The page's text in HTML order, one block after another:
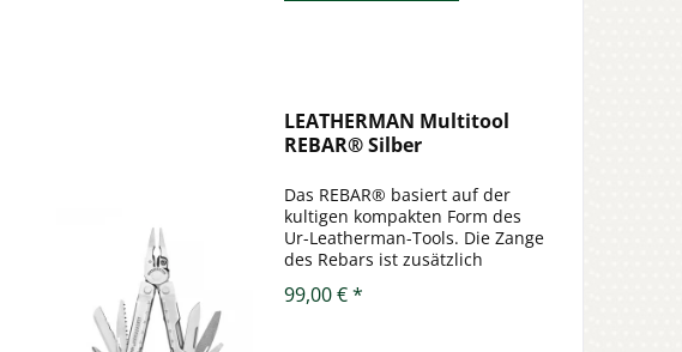
LEATHERMAN Multitool
REBAR® Silber
Das REBAR® basiert auf der
kultigen kompakten Form des
Ur-Leatherman-Tools. Die Zange
des Rebars ist zusätzlich
Drahtschneider mit
99,00 € *